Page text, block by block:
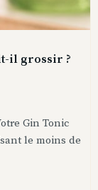
il grossir ?
Gin Tonic
le moins de